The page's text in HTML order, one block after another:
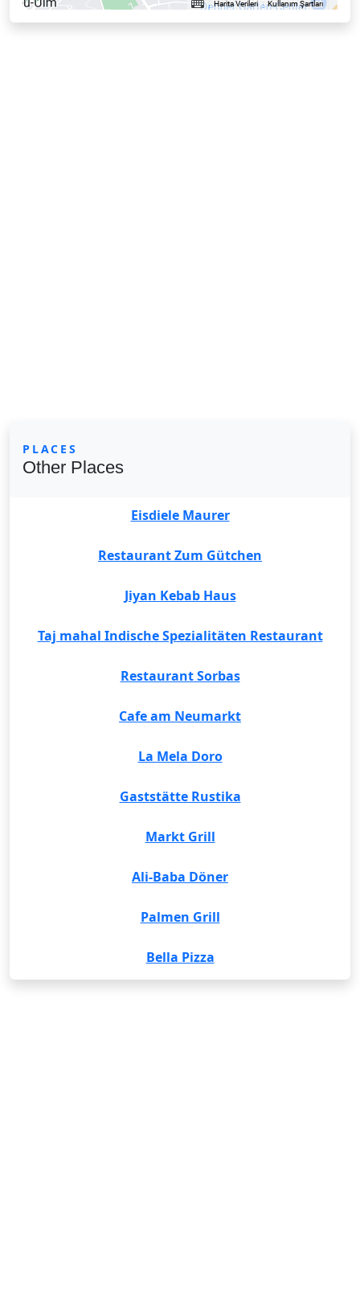
PLACES
Other Places
Eisdiele Maurer
Restaurant Zum Gütchen
Jiyan Kebab Haus
Taj mahal Indische Spezialitäten Restaurant
Restaurant Sorbas
Cafe am Neumarkt
La Mela Doro
Gaststätte Rustika
Markt Grill
Ali-Baba Döner
Palmen Grill
Bella Pizza